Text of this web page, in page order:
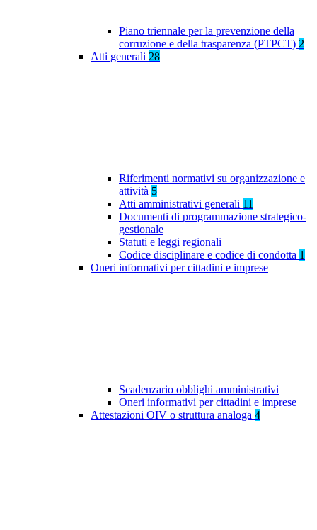
Piano triennale per la prevenzione della
corruzione e della trasparenza (PTPCT) 2
Atti generali 28
Riferimenti normativi su organizzazione e
attività 5
Atti amministrativi generali 11
Documenti di programmazione strategico-
gestionale
Statuti e leggi regionali
Codice disciplinare e codice di condotta 1
Oneri informativi per cittadini e imprese
Scadenzario obblighi amministrativi
Oneri informativi per cittadini e imprese
Attestazioni OIV o struttura analoga 4